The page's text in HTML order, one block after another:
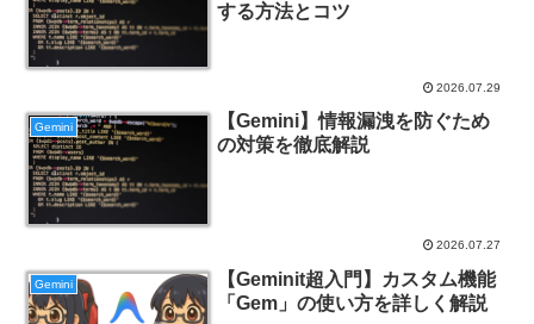
する方法とコツ
2026.07.29
Gemini
【Gemini】情報漏洩を防ぐため
の対策を徹底解説
2026.07.27
Gemini
【Geminit超入門】カスタム機能
「Gem」の使い方を詳しく解説